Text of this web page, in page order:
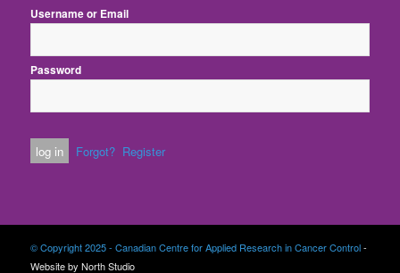
Username or Email
Password
Forgot? Register
© Copyright 2025 - Canadian Centre for Applied Research in Cancer Control-
Website by North Studio